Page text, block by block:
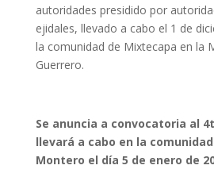
autoridades presidido por
ejidales, llevado a cabo el 1 de
la comunidad de Mixtecapa en la
Guerrero.
Se anuncia a convocatoria al
llevará a cabo en la
Montero el día 5 de enero de